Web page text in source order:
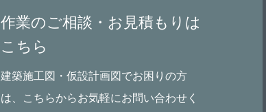
作業のご相談・お見積もりは
こちら
建築施工図・仮設計画図でお困りの方
は、こちらからお気軽にお問い合わせく